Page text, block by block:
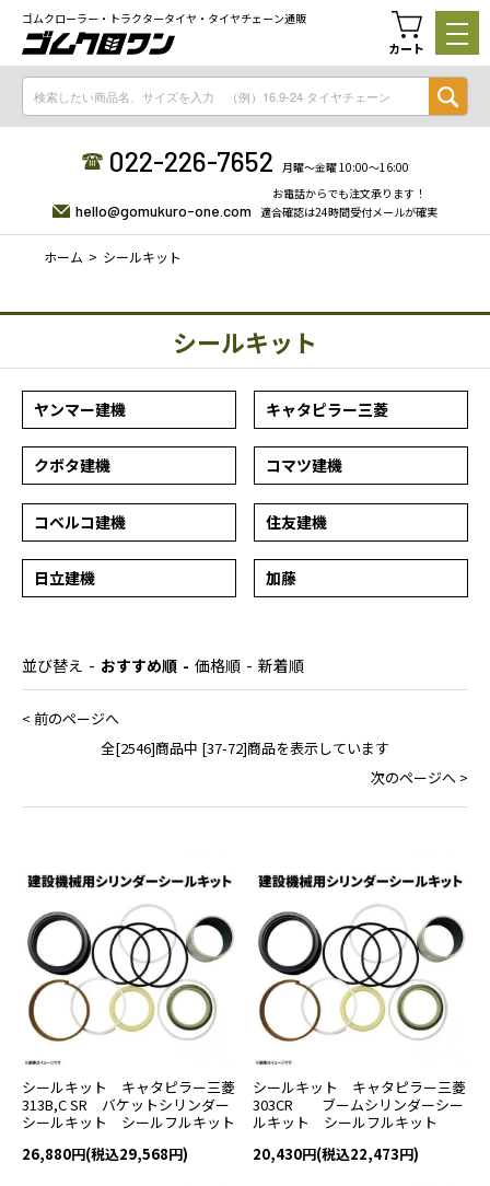
ゴムクローラー・トラクタータイヤ・タイヤチェーン通販
カート
022-226-7652 月曜〜金曜 10:00〜16:00
hello@gomukuro-one.com
お電話からでも注文承ります！
適合確認は24時間受付メールが確実
ホーム シールキット
シールキット
ヤンマー建機 キャタピラー三菱
クボタ建機 コマツ建機
コベルコ建機 住友建機
日立建機 加藤
並び替え おすすめ順 価格順 新着順
< 前のページへ
全[2546]商品中 [37-72]商品を表示しています
次のページへ >
シールキット キャタピラー三菱
313B,C SR バケットシリンダー
シールキット シールフルキット
26,880円(税込29,568円)
シールキット キャタピラー三菱
303CR ブームシリンダーシー
ルキット シールフルキット
20,430円(税込22,473円)